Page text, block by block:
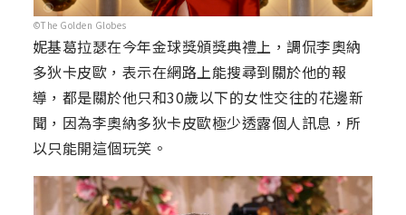
©The Golden Globes
妮基葛拉瑟在今年金球獎頒獎典禮上，調侃李奧納
多狄卡皮歐，表示在網路上能搜尋到關於他的報
導，都是關於他只和30歲以下的女性交往的花邊新
聞，因為李奧納多狄卡皮歐極少透露個人訊息，所
以只能開這個玩笑。